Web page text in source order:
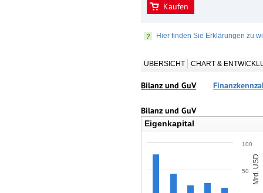
Kaufen
Hier finden Sie Erklärungen zu
ÜBERSICHT CHART &
Bilanz und GuV
Bilanz und GuV
Eigenkapital
Mrd. USD
50
100